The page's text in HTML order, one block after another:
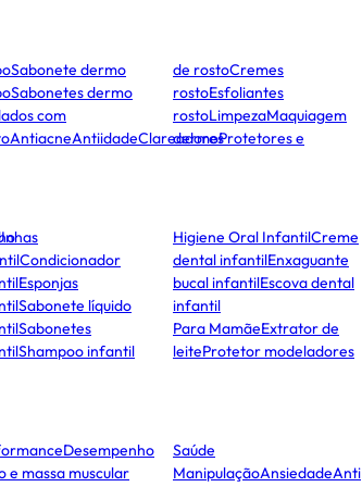
Sabonete dermo
Sabonetes dermo
com
AntiacneAntiidadeClareadores
de rostoCremes
rostoEsfoliantes
rostoLimpezaMaquiagem
dermoProtetores e
Condicionador
Esponjas
Sabonete líquido
Sabonetes
Shampoo infantil
Higiene Oral InfantilCreme
dental infantilEnxaguante
bucal infantilEscova dental
infantil
Para MamãeExtrator de
leiteProtetor modeladores
Desempenho
e massa muscular
Saúde
ManipulaçãoAnsiedadeAnti